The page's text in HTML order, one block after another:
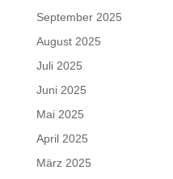
September 2025
August 2025
Juli 2025
Juni 2025
Mai 2025
April 2025
März 2025